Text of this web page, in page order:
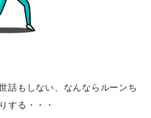
話もしない、なんならルーンち
する・・・